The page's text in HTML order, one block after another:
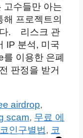
고수들만 아는
프로젝트의
다. 리스크 관
IP 분석, 미국
이용한 은폐
판정을 받거
airdrop,
scam, 무료 에
인구별법, 코